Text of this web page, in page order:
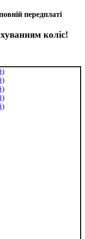
передплаті
коліс!